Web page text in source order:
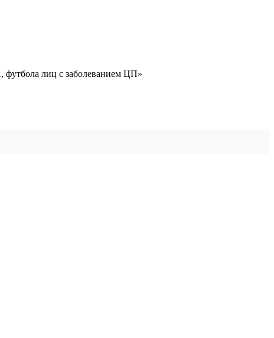
лиц с заболеванием ЦП»